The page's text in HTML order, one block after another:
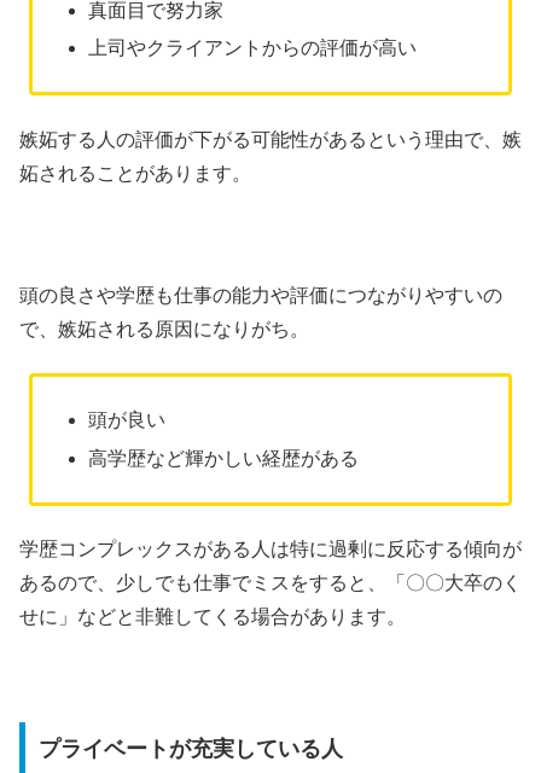
真面目で努力家
上司やクライアントからの評価が高い
嫉妬する人の評価が下がる可能性があるという理由で、嫉
妬されることがあります。
頭の良さや学歴も仕事の能力や評価につながりやすいの
で、嫉妬される原因になりがち。
頭が良い
高学歴など輝かしい経歴がある
学歴コンプレックスがある人は特に過剰に反応する傾向が
あるので、少しでも仕事でミスをすると、「〇〇大卒のく
せに」などと非難してくる場合があります。
プライベートが充実している人